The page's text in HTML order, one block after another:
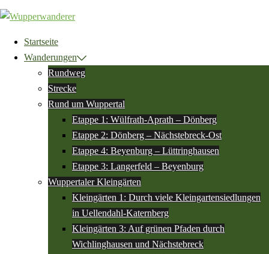
Zum
Inhalt
springenStartseite
Wanderungen
Rundweg
Strecke
Rund um Wuppertal
Etappe 1: Wülfrath-Aprath – Dönberg
Etappe 2: Dönberg – Nächstebreck-Ost
Etappe 4: Beyenburg – Lüttringhausen
Etappe 3: Langerfeld – Beyenburg
Wuppertaler Kleingärten
Kleingärten 1: Durch viele Kleingartensiedlungen
in Uellendahl-Katernberg
Kleingärten 3: Auf grünen Pfaden durch
Wichlinghausen und Nächstebreck